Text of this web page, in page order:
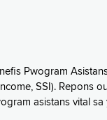
Pwogram
SSI).
asistans vital